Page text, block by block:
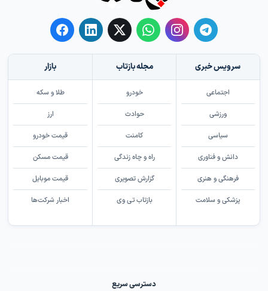
سرویس خبری
اجتماعی
ورزشی
سیاسی
دانش و فناوری
فرهنگی و هنری
پزشکی و سلامت
مجله بازتاب
خودرو
حوادث
کامنت
راه و چاه زندگی
گزارش تصویری
بازتاب تی وی
بازار
طلا و سکه
ارز
قیمت خودرو
قیمت مسکن
قیمت موبایل
اخبار شرکت‌ها
دسترسی سریع